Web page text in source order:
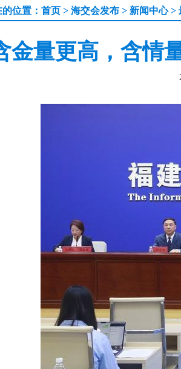
位置： 首页 > 海交会发布 > 新闻中心>
金量更高，含情